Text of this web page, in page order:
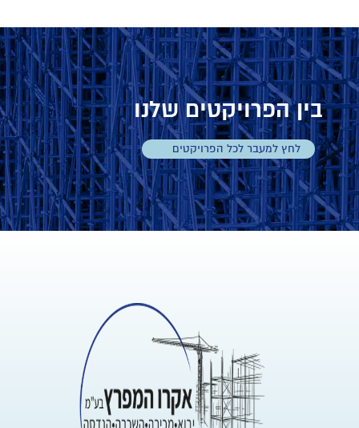
בין הפרויקטים שלנו
לחץ למעבר לכל הפרויקטים